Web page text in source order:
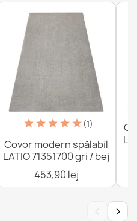
portugheză
(1)
Covor modern spălabil
LATIO 71351700 gri / bej
453,90 lej
‹ ›